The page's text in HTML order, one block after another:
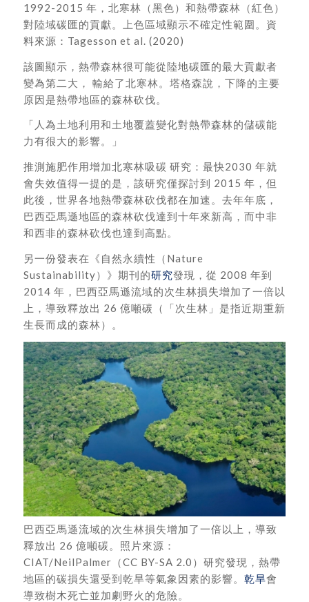
1992-2015 年，北寒林（黑色）和熱帶森林（紅色）
對陸域碳匯的貢獻。上色區域顯示不確定性範圍。資
料來源：Tagesson et al. (2020)
該圖顯示，熱帶森林很可能從陸地碳匯的最大貢獻者
變為第二大， 輸給了北寒林。塔格森說，下降的主要
原因是熱帶地區的森林砍伐。
「人為土地利用和土地覆蓋變化對熱帶森林的儲碳能
力有很大的影響。」
推測施肥作用增加北寒林吸碳 研究：最快2030 年就
會失效值得一提的是，該研究僅探討到 2015 年，但
此後，世界各地熱帶森林砍伐都在加速。去年年底，
巴西亞馬遜地區的森林砍伐達到十年來新高，而中非
和西非的森林砍伐也達到高點。
另一份發表在《自然永續性（Nature
Sustainability）》期刊的研究發現，從 2008 年到
2014 年，巴西亞馬遜流域的次生林損失增加了一倍以
上，導致釋放出 26 億噸碳（「次生林」是指近期重新
生長而成的森林）。
巴西亞馬遜流域的次生林損失增加了一倍以上，導致
釋放出 26 億噸碳。照片來源：
CIAT/NeilPalmer（CC BY-SA 2.0）研究發現，熱帶
地區的碳損失還受到乾旱等氣象因素的影響。 乾旱會
導致樹木死亡並加劇野火的危險。